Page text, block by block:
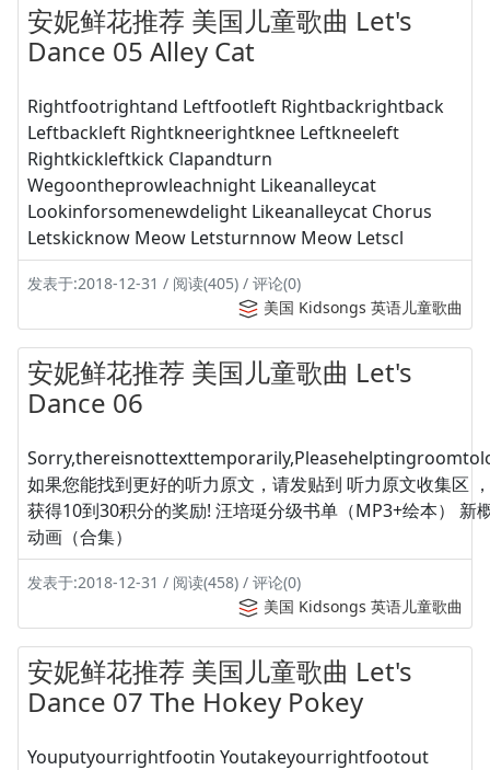
安妮鲜花推荐 美国儿童歌曲 Let's
Dance 05 Alley Cat
Rightfootrightand Leftfootleft Rightbackrightback
Leftbackleft Rightkneerightknee Leftkneeleft
Rightkickleftkick Clapandturn
Wegoontheprowleachnight Likeanalleycat
Lookinforsomenewdelight Likeanalleycat Chorus
Letskicknow Meow Letsturnnow Meow Letscl
发表于:2018-12-31 / 阅读(405) / 评论(0)
美国 Kidsongs 英语儿童歌曲
安妮鲜花推荐 美国儿童歌曲 Let's
Dance 06
如果您能找到更好的听力原文，请发贴到 听力原文收集区
获得10到30积分的奖励! 汪培珽分级书单（MP3+绘本） 新
动画（合集）
发表于:2018-12-31 / 阅读(458) / 评论(0)
美国 Kidsongs 英语儿童歌曲
安妮鲜花推荐 美国儿童歌曲 Let's
Dance 07 The Hokey Pokey
Youputyourrightfootin Youtakeyourrightfootout